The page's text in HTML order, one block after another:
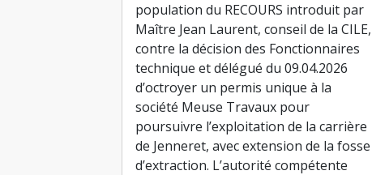
population du RECOURS introduit par
Maître Jean Laurent, conseil de la CILE,
contre la décision des Fonctionnaires
technique et délégué du 09.04.2026
d’octroyer un permis unique à la
société Meuse Travaux pour
poursuivre l’exploitation de la carrière
de Jenneret, avec extension de la fosse
d’extraction. L’autorité compétente